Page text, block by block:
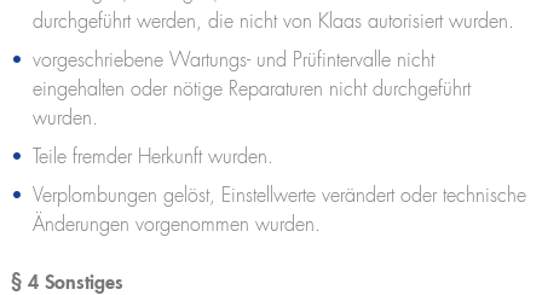
durchgeführt werden, die nicht von Klaas autorisiert wurden.
vorgeschriebene Wartungs- und Prüfintervalle nicht
eingehalten oder nötige Reparaturen nicht durchgeführt
wurden.
Teile fremder Herkunft wurden.
Verplombungen gelöst, Einstellwerte verändert oder technische
Änderungen vorgenommen wurden.
§ 4 Sonstiges